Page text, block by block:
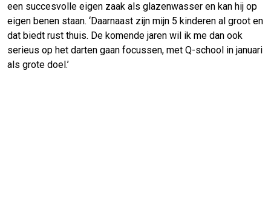
een succesvolle eigen zaak als glazenwasser en kan hij op
eigen benen staan. ‘Daarnaast zijn mijn 5 kinderen al groot en
dat biedt rust thuis. De komende jaren wil ik me dan ook
serieus op het darten gaan focussen, met Q-school in januari
als grote doel.’